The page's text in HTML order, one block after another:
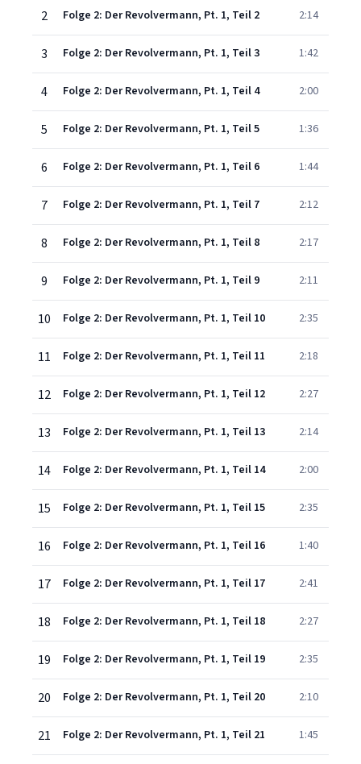
2 Folge 2: Der Revolvermann, Pt. 1, Teil 2 2:14
3 Folge 2: Der Revolvermann, Pt. 1, Teil 3 1:42
4 Folge 2: Der Revolvermann, Pt. 1, Teil 4 2:00
5 Folge 2: Der Revolvermann, Pt. 1, Teil 5 1:36
6 Folge 2: Der Revolvermann, Pt. 1, Teil 6 1:44
7 Folge 2: Der Revolvermann, Pt. 1, Teil 7 2:12
8 Folge 2: Der Revolvermann, Pt. 1, Teil 8 2:17
9 Folge 2: Der Revolvermann, Pt. 1, Teil 9 2:11
10 Folge 2: Der Revolvermann, Pt. 1, Teil 10 2:35
11 Folge 2: Der Revolvermann, Pt. 1, Teil 11 2:18
12 Folge 2: Der Revolvermann, Pt. 1, Teil 12 2:27
13 Folge 2: Der Revolvermann, Pt. 1, Teil 13 2:14
14 Folge 2: Der Revolvermann, Pt. 1, Teil 14 2:00
15 Folge 2: Der Revolvermann, Pt. 1, Teil 15 2:35
16 Folge 2: Der Revolvermann, Pt. 1, Teil 16 1:40
17 Folge 2: Der Revolvermann, Pt. 1, Teil 17 2:41
18 Folge 2: Der Revolvermann, Pt. 1, Teil 18 2:27
19 Folge 2: Der Revolvermann, Pt. 1, Teil 19 2:35
20 Folge 2: Der Revolvermann, Pt. 1, Teil 20 2:10
21 Folge 2: Der Revolvermann, Pt. 1, Teil 21 1:45